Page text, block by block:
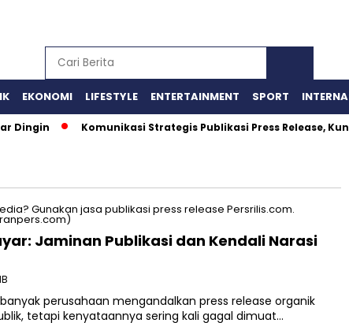
EKONOMI LIFESTYLE ENTERTAINMENT SPORT
Komunikasi Strategis Publikasi Press Release,
Jaminan Publikasi dan Kendali Narasi
perusahaan mengandalkan press release organik
tetapi kenyataannya sering kali gagal dimuat…